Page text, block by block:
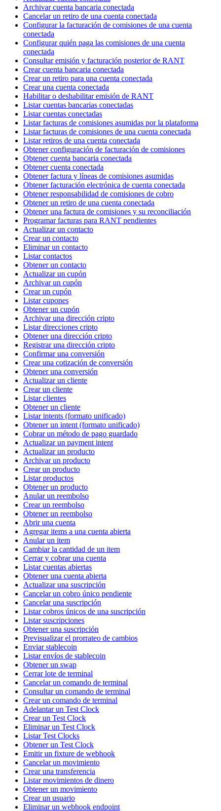
Archivar cuenta bancaria conectada
Cancelar un retiro de una cuenta conectada
Configurar la facturación de comisiones de una cuenta
conectada
Configurar quién paga las comisiones de una cuenta
conectada
Consultar emisión y facturación posterior de RANT
Crear cuenta bancaria conectada
Crear un retiro para una cuenta conectada
Crear una cuenta conectada
Habilitar o deshabilitar emisión de RANT
Listar cuentas bancarias conectadas
Listar cuentas conectadas
Listar facturas de comisiones asumidas por la plataforma
Listar facturas de comisiones de una cuenta conectada
Listar retiros de una cuenta conectada
Obtener configuración de facturación de comisiones
Obtener cuenta bancaria conectada
Obtener cuenta conectada
Obtener factura y líneas de comisiones asumidas
Obtener facturación electrónica de cuenta conectada
Obtener responsabilidad de comisiones de cobro
Obtener un retiro de una cuenta conectada
Obtener una factura de comisiones y su reconciliación
Programar facturas para RANT pendientes
Actualizar un contacto
Crear un contacto
Eliminar un contacto
Listar contactos
Obtener un contacto
Actualizar un cupón
Archivar un cupón
Crear un cupón
Listar cupones
Obtener un cupón
Archivar una dirección cripto
Listar direcciones cripto
Obtener una dirección cripto
Registrar una dirección cripto
Confirmar una conversión
Crear una cotización de conversión
Obtener una conversión
Actualizar un cliente
Crear un cliente
Listar clientes
Obtener un cliente
Listar intents (formato unificado)
Obtener un intent (formato unificado)
Cobrar un método de pago guardado
Actualizar un payment intent
Actualizar un producto
Archivar un producto
Crear un producto
Listar productos
Obtener un producto
Anular un reembolso
Crear un reembolso
Obtener un reembolso
Abrir una cuenta
Agregar items a una cuenta abierta
Anular un item
Cambiar la cantidad de un item
Cerrar y cobrar una cuenta
Listar cuentas abiertas
Obtener una cuenta abierta
Actualizar una suscripción
Cancelar un cobro único pendiente
Cancelar una suscripción
Listar cobros únicos de una suscripción
Listar suscripciones
Obtener una suscripción
Previsualizar el prorrateo de cambios
Enviar stablecoin
Listar envíos de stablecoin
Obtener un swap
Cerrar lote de terminal
Cancelar un comando de terminal
Consultar un comando de terminal
Crear un comando de terminal
Adelantar un Test Clock
Crear un Test Clock
Eliminar un Test Clock
Listar Test Clocks
Obtener un Test Clock
Emitir un fixture de webhook
Cancelar un movimiento
Crear una transferencia
Listar movimientos de dinero
Obtener un movimiento
Crear un usuario
Eliminar un webhook endpoint